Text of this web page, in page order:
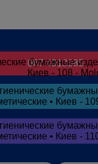
067 4913385
Заказатьв Telegram
Заказатьв Viber